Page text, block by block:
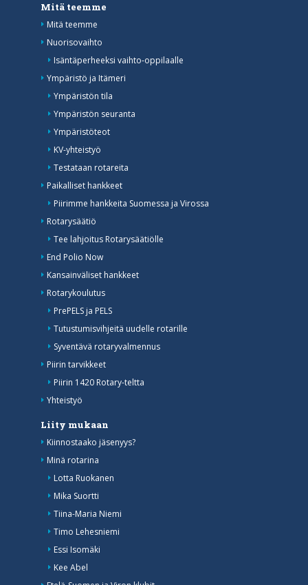
Mitä teemme
Mitä teemme
Nuorisovaihto
Isäntäperheeksi vaihto-oppilaalle
Ympäristö ja Itämeri
Ympäristön tila
Ympäristön seuranta
Ympäristöteot
KV-yhteistyö
Testataan rotareita
Paikalliset hankkeet
Piirimme hankkeita Suomessa ja Virossa
Rotarysäätiö
Tee lahjoitus Rotarysäätiölle
End Polio Now
Kansainväliset hankkeet
Rotarykoulutus
PrePELS ja PELS
Tutustumisvihjeitä uudelle rotarille
Syventävä rotaryvalmennus
Piirin tarvikkeet
Piirin 1420 Rotary-teltta
Yhteistyö
Liity mukaan
Kiinnostaako jäsenyys?
Minä rotarina
Lotta Ruokanen
Mika Suortti
Tiina-Maria Niemi
Timo Lehesniemi
Essi Isomäki
Kee Abel